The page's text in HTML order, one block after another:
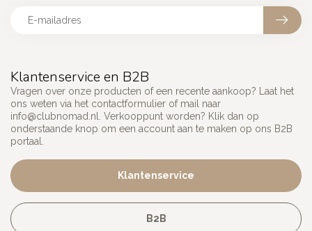
Klantenservice en B2B
Vragen over onze producten of een recente aankoop? Laat het
ons weten via het contactformulier of mail naar
info@clubnomad.nl
. Verkooppunt worden? Klik dan op
onderstaande knop om een account aan te maken op ons B2B
portaal.
Klantenservice
B2B